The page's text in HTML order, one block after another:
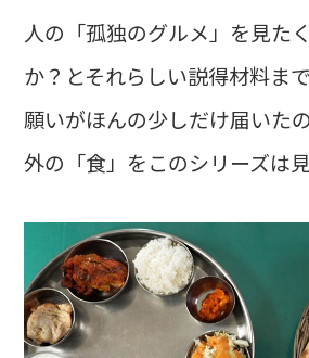
人の「孤独のグルメ」を見た
か？とそれらしい説得材料ま
願いがほんの少しだけ届いた
外の「食」をこのシリーズは